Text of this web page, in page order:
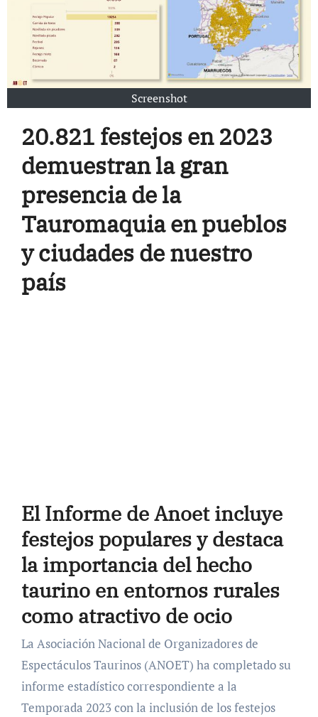
Screenshot
20.821 festejos en 2023
demuestran la gran
presencia de la
Tauromaquia en pueblos
y ciudades de nuestro
país
El Informe de Anoet incluye
festejos populares y destaca
la importancia del hecho
taurino en entornos rurales
como atractivo de ocio
La Asociación Nacional de Organizadores de
Espectáculos Taurinos (ANOET) ha completado su
informe estadístico correspondiente a la
Temporada 2023 con la inclusión de los festejos